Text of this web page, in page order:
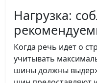
Нагрузка:
Когда речь идет о
учитывать
шины должны